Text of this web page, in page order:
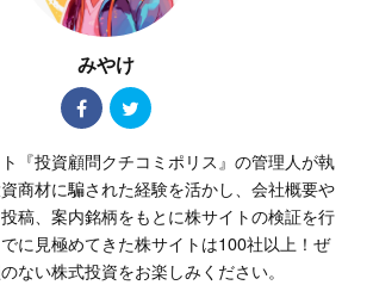
みやけ
『投資顧問クチコミポリス』の管理人が執
商材に騙された経験を活かし、会社概要や
稿、案内銘柄をもとに株サイトの検証を行
に見極めてきた株サイトは100社以上！ぜ
ない株式投資をお楽しみください。